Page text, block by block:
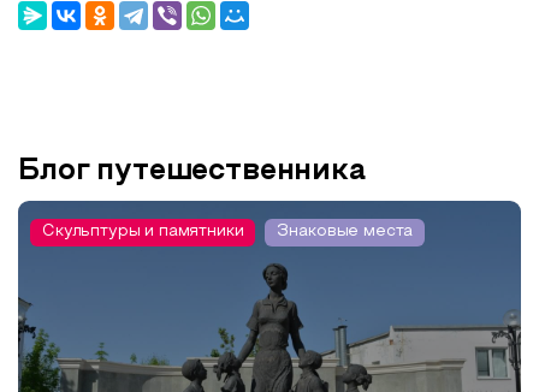
Блог путешественника
Скульптуры и памятники Знаковые места